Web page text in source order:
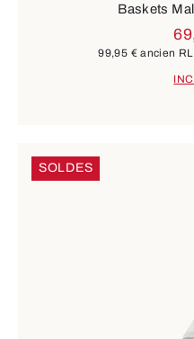
Baskets
99,95 €ancien
SOLDES